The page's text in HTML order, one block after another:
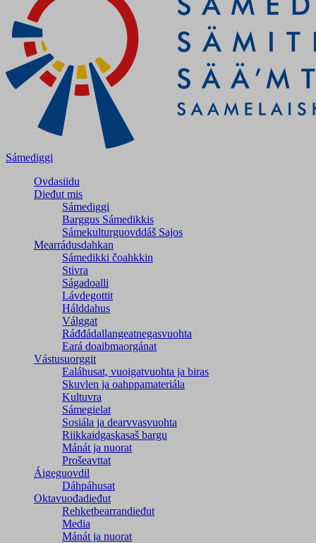
Sámediggi
Ovdasiidu
Dieđut mis
Sámediggi
Barggus Sámedikkis
Sámekulturguovddáš Sajos
Mearrádusdahkan
Sámedikki čoahkkin
Stivra
Ságadoalli
Lávdegottit
Hálddahus
Válggat
Ráđđádallangeatnegas­vuohta
Eará doaibmaorgánat
Vástusuorggit
Ealáhusat, vuoigatvuohta ja biras
Skuvlen ja oahppamateriála
Kultuvra
Sámegielat
Sosiála ja dearvvasvuohta
Riikkaidgaskasaš bargu
Mánát ja nuorat
Prošeavttat
Áigeguovdil
Dáhpáhusat
Oktavuođadieđut
Rehketbearrandieđut
Media
Mánát ja nuorat